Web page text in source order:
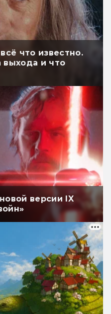
что известно.
выхода и что
версии IX